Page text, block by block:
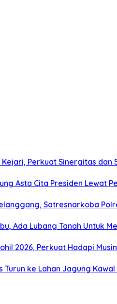
Perkuat Sinergitas dan
Asta Cita Presiden Lewat
Satresnarkoba
Ada Lubang Tanah Untuk
2026, Perkuat Hadapi
ke Lahan Jagung